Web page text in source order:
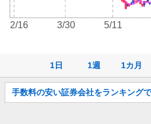
1日 1週 1カ月
2/16 3/30 5/11
お
知
手数料の安い証券会社をランキング